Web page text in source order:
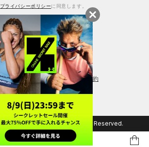
プライバシーポリシーに同意します。
法に基づく通販の表記 会員規約
シーポリシー
DOME Corporation. All Rights Reserved.